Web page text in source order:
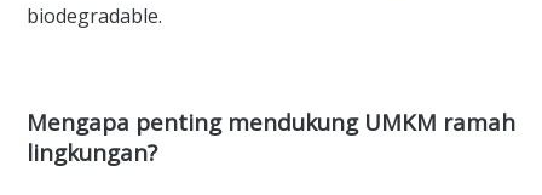
biodegradable.
Mengapa penting mendukung UMKM ramah
lingkungan?